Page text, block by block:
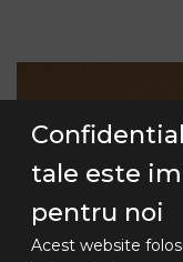
tale este
pentru noi
Acest website